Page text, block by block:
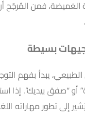
الغميضة، فمن
بسيطة
يبدأ بفهم
أو “صفق بيديك”. إذا
إلى تطور مهاراته